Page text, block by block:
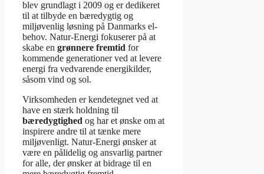
blev grundlagt i 2009 og er dedikeret
til at tilbyde en bæredygtig og
miljøvenlig løsning på Danmarks el-
behov. Natur-Energi fokuserer på at
skabe en grønnere fremtid for
kommende generationer ved at levere
energi fra vedvarende energikilder,
såsom vind og sol.
Virksomheden er kendetegnet ved at
have en stærk holdning til
bæredygtighed og har et ønske om at
inspirere andre til at tænke mere
miljøvenligt. Natur-Energi ønsker at
være en pålidelig og ansvarlig partner
for alle, der ønsker at bidrage til en